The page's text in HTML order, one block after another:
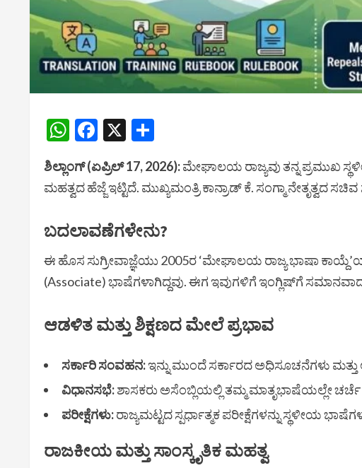
WhatsApp
Facebook
X
ಶಿಲ್ಲಾಂಗ್ (ಏಪ್ರಿಲ್ 17, 2026):ಮೇಘಾಲಯ ರಾಜ್ಯವು ತನ್ನ ಪ್ರಮುಖ
ಮಹತ್ವದ ಹೆಜ್ಜೆ ಇಟ್ಟಿದೆ. ಮುಖ್ಯಮಂತ್ರಿ ಕಾನ್ರಾಡ್ ಕೆ. ಸಂಗ್ಮಾ ನೇತೃತ್ವದ
​ಬದಲಾವಣೆಗಳೇನು?
​ಈ ಹೊಸ ಸುಗ್ರೀವಾಜ್ಞೆಯು 2005ರ ‘ಮೇಘಾಲಯ ರಾಜ್ಯ ಭಾಷಾ
(Associate) ಭಾಷೆಗಳಾಗಿದ್ದವು. ಈಗ ಇವುಗಳಿಗೆ ಇಂಗ್ಲಿಷ್‌ಗೆ
​ಆಡಳಿತ ಮತ್ತು ಶಿಕ್ಷಣದ ಮೇಲೆ ಪ್ರಭಾವ
ಸರ್ಕಾರಿ ಸಂವಹನ:ಇನ್ನು ಮುಂದೆ ಸರ್ಕಾರದ ಅಧಿಸೂಚನೆಗಳು
ವಿಧಾನಸಭೆ:ಶಾಸಕರು ಅಸೆಂಬ್ಲಿಯಲ್ಲಿ ತಮ್ಮ ಮಾತೃಭಾಷೆಯಲ್ಲೇ ಚರ್ಚೆ
ಪರೀಕ್ಷೆಗಳು:ರಾಜ್ಯಮಟ್ಟದ ಸ್ಪರ್ಧಾತ್ಮಕ ಪರೀಕ್ಷೆಗಳನ್ನು ಸ್ಥಳೀಯ
​ರಾಜಕೀಯ ಮತ್ತು ಸಾಂಸ್ಕೃತಿಕ ಮಹತ್ವ